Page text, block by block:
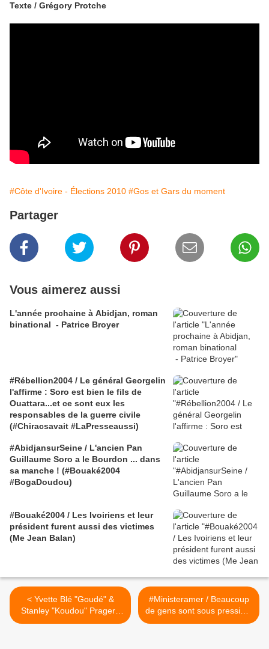
Texte / Grégory Protche
#Côte d'Ivoire - Élections 2010 #Gos et Gars du moment
Partager
Vous aimerez aussi
L'année prochaine à Abidjan, roman
binational - Patrice Broyer
#Rébellion2004 / Le général Georgelin
l'affirme : Soro est bien le fils de
Ouattara...et ce sont eux les
responsables de la guerre civile
(#Chiracsavait #LaPresseaussi)
#AbidjansurSeine / L'ancien Pan
Guillaume Soro a le Bourdon ... dans
sa manche ! (#Bouaké2004
#BogaDoudou)
#Bouaké2004 / Les Ivoiriens et leur
président furent aussi des victimes
(Me Jean Balan)
< Yvette Blé "Goudé" &
Stanley "Koudou" Prager /
Grégory Protche (version
#Ministeramer / Beaucoup
de gens sont sous pression,
les apaiser est ma mission